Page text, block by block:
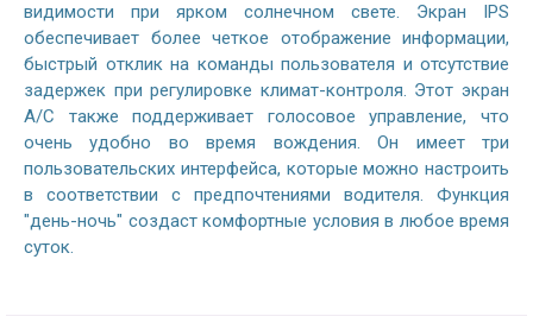
видимости при ярком солнечном свете. Экран IPS
обеспечивает более четкое отображение информации,
быстрый отклик на команды пользователя и отсутствие
задержек при регулировке климат-контроля. Этот экран
A/C также поддерживает голосовое управление, что
очень удобно во время вождения. Он имеет три
пользовательских интерфейса, которые можно настроить
в соответствии с предпочтениями водителя. Функция
"день-ночь" создаст комфортные условия в любое время
суток.